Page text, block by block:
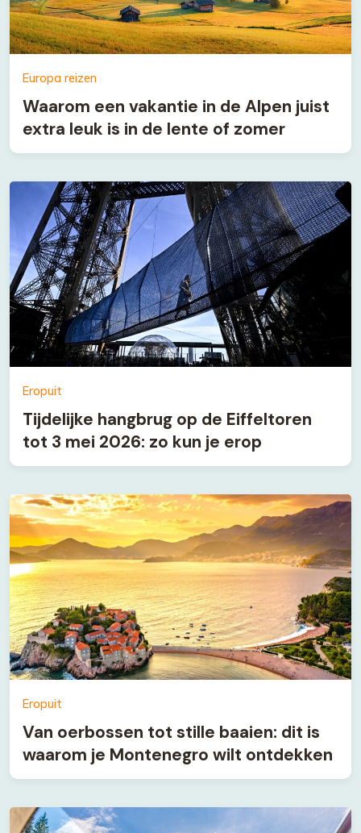
Europa reizen
Waarom een vakantie in de Alpen juist
extra leuk is in de lente of zomer
Eropuit
Tijdelijke hangbrug op de Eiffeltoren
tot 3 mei 2026: zo kun je erop
Eropuit
Van oerbossen tot stille baaien: dit is
waarom je Montenegro wilt ontdekken